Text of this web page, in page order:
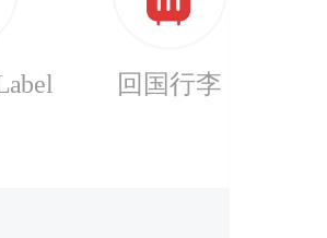
回国行李